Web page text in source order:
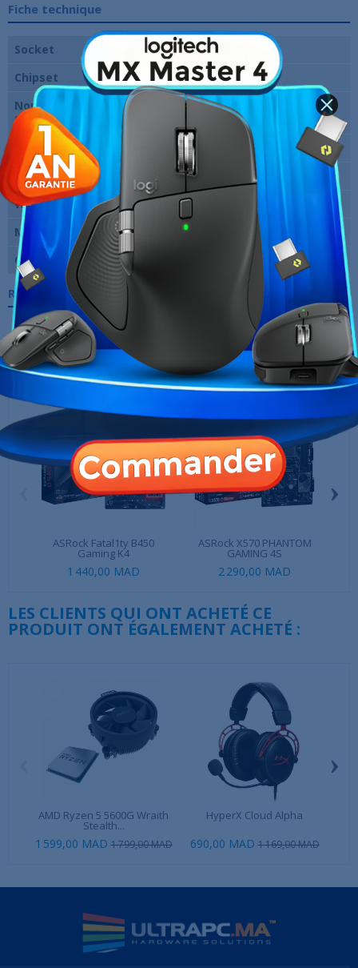
Fiche technique
Socket
AMD AM4
Chipset
AMD B450
Nombre de slots
RAM
Format
Type de mémoire
DDR4
Wi-Fi
Non
Marque
ASUS
Garantie
Références spécifiques
10 AUTRES PRODUITS DANS LA MÊME
CATÉGORIE :
ASRock Fatal1ty B450
Gaming K4
1 440,00 MAD
ASRock X570 PHANTOM
GAMING 4S
2 290,00 MAD
›
LES CLIENTS QUI ONT ACHETÉ CE
PRODUIT ONT ÉGALEMENT ACHETÉ :
AMD Ryzen 5 5600G Wraith
Stealth...
1 599,00 MAD 1 799,00 MAD
HyperX Cloud Alpha
690,00 MAD 1 169,00 MAD
›